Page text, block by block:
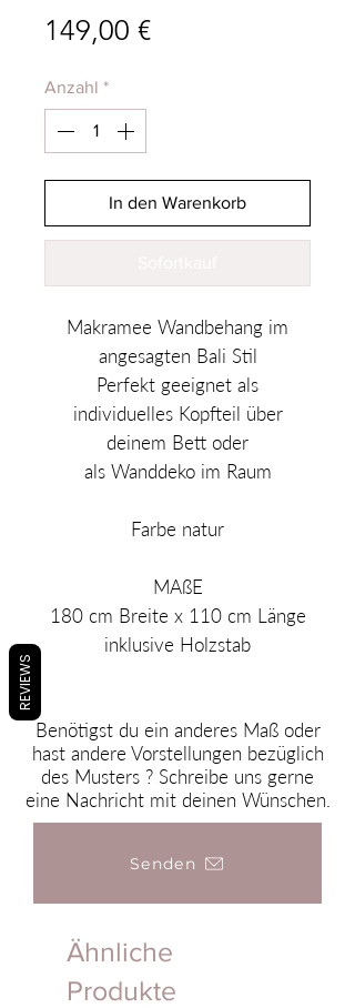
149,00 €Preis
Anzahl *
In den Warenkorb
Makramee Wandbehang im
angesagten Bali Stil
Perfekt geeignet als
individuelles Kopfteil über
deinem Bett oder
als Wanddeko im Raum
Farbe natur
MAßE
180 cm Breite x 110 cm Länge
inklusive Holzstab
Benötigst du ein anderes Maß oder
hast andere Vorstellungen bezüglich
des Musters ? Schreibe uns gerne
eine Nachricht mit deinen Wünschen.
Senden
Ähnliche
Produkte
REVIEWS